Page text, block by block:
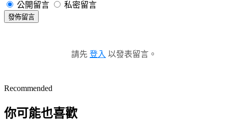
公開留言 私密留言
發佈留言
請先 登入 以發表留言。
Recommended
你可能也喜歡